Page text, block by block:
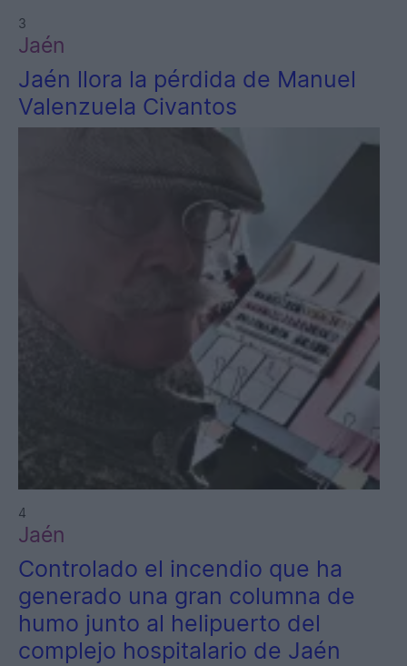
3
Jaén
Jaén llora la pérdida de Manuel
Valenzuela Civantos
4
Jaén
Controlado el incendio que ha
generado una gran columna de
humo junto al helipuerto del
complejo hospitalario de Jaén